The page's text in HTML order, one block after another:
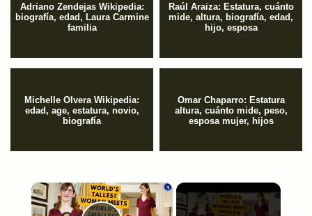
Adriano Zendejas Wikipedia:
biografía, edad, Laura Carmine
familia
Raúl Araiza: Estatura, cuánto
mide, altura, biografía, edad,
hijo, esposa
Michelle Olvera Wikipedia:
edad, age, estatura, novio,
biografía
Omar Chaparro: Estatura
altura, cuánto mide, peso,
esposa mujer, hijos
×